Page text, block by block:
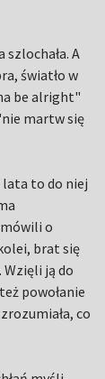
A
światło w
be alright"
martw się
lata to do niej
o
brat się
Wzięli ją do
powołanie
co